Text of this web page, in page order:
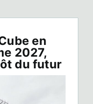
en
2027,
du futur